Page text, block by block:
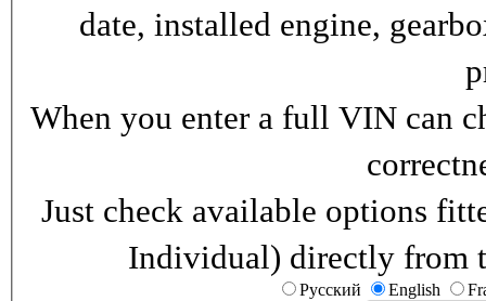
date, installed engine,
When you enter a full VIN can
Just check available options
Individual) directly from
Русский English